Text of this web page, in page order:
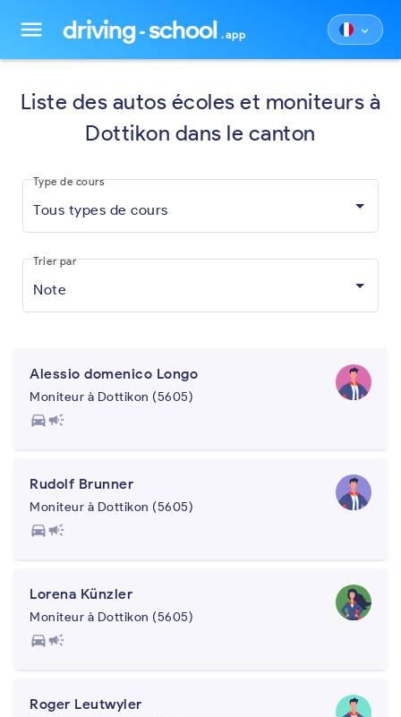
menu driving school .app keyboard_arrow_down
Liste des autos écoles et moniteurs à
Dottikon dans le canton
Tous types de cours
Type de cours
Note
Trier par
Alessio domenico Longo
Moniteur à Dottikon (5605)
directions_carcampaign
Rudolf Brunner
Moniteur à Dottikon (5605)
directions_carcampaign
Lorena Künzler
Moniteur à Dottikon (5605)
directions_carcampaign
Roger Leutwyler